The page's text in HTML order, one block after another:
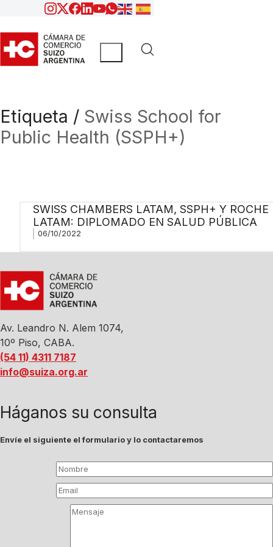
Etiqueta / Swiss School for
Public Health (SSPH+)
SWISS CHAMBERS LATAM, SSPH+ Y ROCHE
LATAM: DIPLOMADO EN SALUD PÚBLICA
06/10/2022
Av. Leandro N. Alem 1074,
10º Piso, CABA.
(54 11) 4311 7187
info@suiza.org.ar
Háganos su consulta
Envíe el siguiente el formulario y lo contactaremos